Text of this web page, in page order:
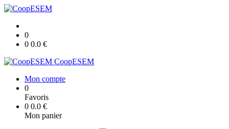
0
0 0.0 €
CoopESEM
Mon compte
0
Favoris
0 0.0 €
Mon panier